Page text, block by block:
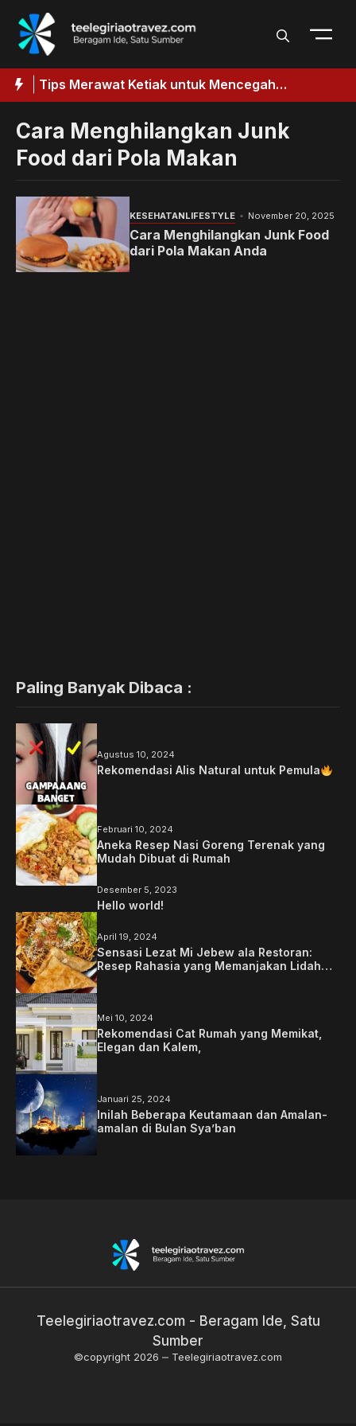
Langsung
Tips Merawat Ketiak untuk Mencegah
Penggelapan
Cara Menghilangkan Junk
Food dari Pola Makan
KESEHATANLIFESTYLE November 20, 2025
Cara Menghilangkan Junk Food
dari Pola Makan Anda
Paling Banyak Dibaca :
Agustus 10, 2024
Rekomendasi Alis Natural untuk Pemula
Februari 10, 2024
Aneka Resep Nasi Goreng Terenak yang
Mudah Dibuat di Rumah
Desember 5, 2023
Hello world!
April 19, 2024
Sensasi Lezat Mi Jebew ala Restoran:
Resep Rahasia yang Memanjakan Lidah
Mei 10, 2024
Rekomendasi Cat Rumah yang Memikat,
Elegan dan Kalem,
Januari 25, 2024
Inilah Beberapa Keutamaan dan Amalan-
amalan di Bulan Sya’ban
Teelegiriaotravez.com - Beragam Ide, Satu
Sumber
©copyright 2026 Teelegiriaotravez.com